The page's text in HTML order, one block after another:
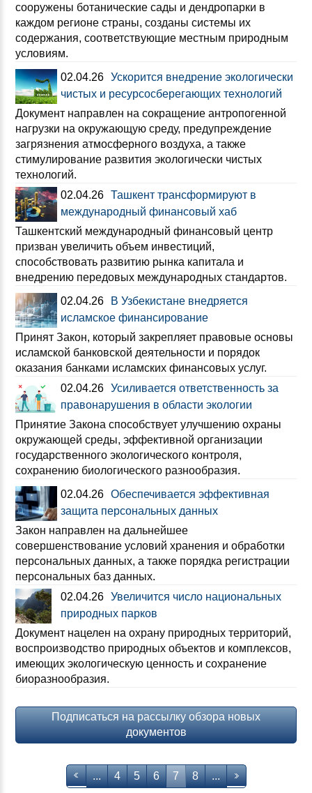
сооружены ботанические сады и дендропарки в
каждом регионе страны, созданы системы их
содержания, соответствующие местным природным
условиям.
02.04.26 Ускорится внедрение экологически
чистых и ресурсосберегающих технологий
Документ направлен на сокращение антропогенной
нагрузки на окружающую среду, предупреждение
загрязнения атмосферного воздуха, а также
стимулирование развития экологически чистых
технологий.
02.04.26 Ташкент трансформируют в
международный финансовый хаб
Ташкентский международный финансовый центр
призван увеличить объем инвестиций,
способствовать развитию рынка капитала и
внедрению передовых международных стандартов.
02.04.26
В Узбекистане внедряется
исламское финансирование
Принят Закон, который закрепляет правовые основы
исламской банковской деятельности и порядок
оказания банками исламских финансовых услуг.
02.04.26 Усиливается ответственность за
правонарушения в области экологии
Принятие Закона способствует улучшению охраны
окружающей среды, эффективной организации
государственного экологического контроля,
сохранению биологического разнообразия.
02.04.26 Обеспечивается эффективная
защита персональных данных
Закон направлен на дальнейшее
совершенствование условий хранения и обработки
персональных данных, а также порядка регистрации
персональных баз данных.
02.04.26 Увеличится число национальных
природных парков
Документ нацелен на охрану природных территорий,
воспроизводство природных объектов и комплексов,
имеющих экологическую ценность и сохранение
биоразнообразия.
Подписаться на рассылку обзора новых
документов
... 4 5 6 7 8 ...